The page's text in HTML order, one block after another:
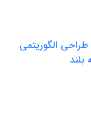
طراحی الگوریتمی